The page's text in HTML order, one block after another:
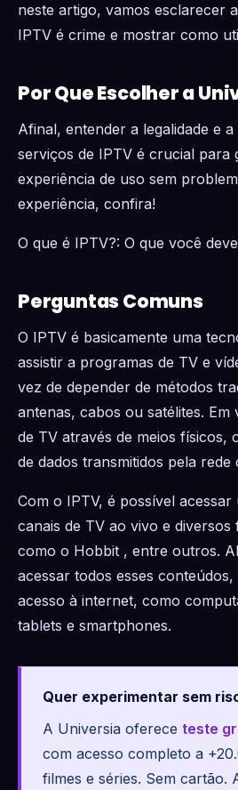
neste artigo, vamos esclarecer
IPTV é crime e mostrar como
Por Que Escolher a
Afinal, entender a legalidade e
serviços de IPTV é crucial para
experiência de uso sem
experiência, confira!
O que é IPTV?: O que você
Perguntas Comuns
O IPTV é basicamente uma
assistir a programas de TV e
vez de depender de métodos
antenas, cabos ou satélites. Em
de TV através de meios físicos,
de dados transmitidos pela rede
Com o IPTV, é possível acessar
canais de TV ao vivo e diversos
como o Hobbit , entre outros.
acessar todos esses
acesso à internet, como
tablets e smartphones.
Quer experimentar sem
A Universia oferece teste
com acesso completo a
filmes e séries. Sem cartão.